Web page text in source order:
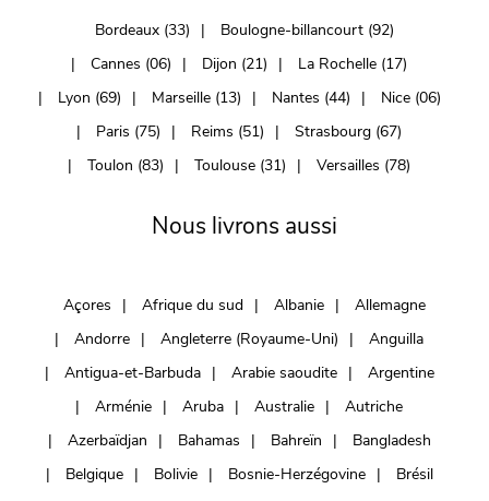
Bordeaux (33)
Boulogne-billancourt (92)
Cannes (06)
Dijon (21)
La Rochelle (17)
Lyon (69)
Marseille (13) Nantes (44)
Nice (06)
Paris (75)
Reims (51)
Strasbourg (67)
Toulon (83)
Toulouse (31) Versailles (78)
Nous livrons aussi
Açores Afrique du sud Albanie
Allemagne
Andorre
Angleterre (Royaume-Uni)
Anguilla
Antigua-et-Barbuda
Arabie saoudite
Argentine
Arménie
Aruba Australie
Autriche
Azerbaïdjan
Bahamas Bahreïn
Bangladesh
Belgique
Bolivie Bosnie-Herzégovine
Brésil